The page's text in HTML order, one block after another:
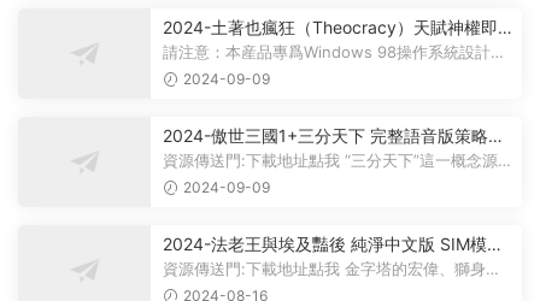
2024-土著也瘋狂（Theocracy）天賦神權即
時戰略懷舊PC遊戲
請注意：本産品專爲Windows 98操作系統設計。
提示：在虛拟機中安裝Windows 98系...
2024-09-09
2024-傲世三國1+三分天下 完整語音版策略即
時戰略PC電腦單機遊戲WIN10/WIN11含修改
器和攻略
資源傳送門:下載地址點我 “三分天下”這一概念源
于中國曆史上著名的三國時代，那...
2024-09-09
2024-法老王與埃及豔後 純淨中文版 SIM模拟
經營PC電腦單機遊戲
資源傳送門:下載地址點我 金字塔的宏偉、獅身人
面像的浪漫、木乃伊的神秘、尼羅...
2024-08-16